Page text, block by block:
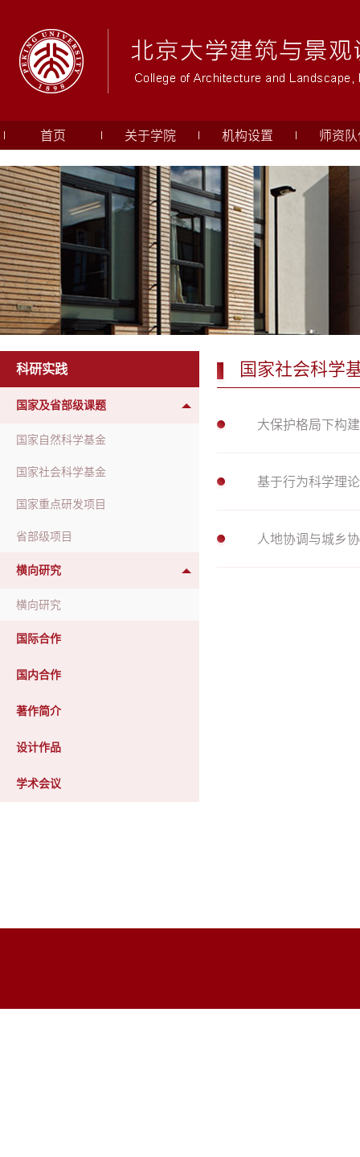
首页 关于学院 机构设置 师资队
科研实践
国家及省部级课题
国家自然科学基金
国家社会科学基金
国家重点研发项目
省部级项目
横向研究
横向研究
国际合作
国内合作
著作简介
设计作品
学术会议
国家社会科学
大保护格局下构
基于行为科学理
人地协调与城乡